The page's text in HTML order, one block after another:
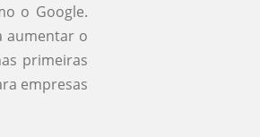
o Google.
aumentar o
primeiras
empresas